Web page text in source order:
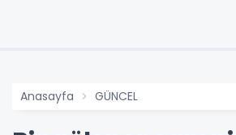
Anasayfa GÜNCEL